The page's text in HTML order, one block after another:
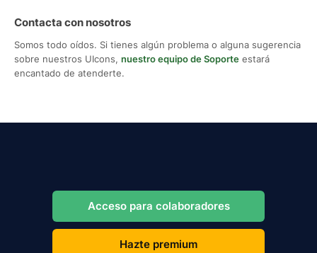
Contacta con nosotros
Somos todo oídos. Si tienes algún problema o alguna sugerencia
sobre nuestros UIcons, nuestro equipo de Soporte estará
encantado de atenderte.
Acceso para colaboradores
Hazte premium